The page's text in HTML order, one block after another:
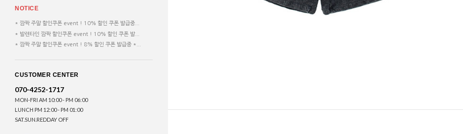
NOTICE
* 깜짝 주말 할인쿠폰 event ! 10% 할인 쿠폰 발급중...
* 발렌타인 깜짝 할인쿠폰 event ! 10% 할인 쿠폰 발...
* 깜짝 주말 할인쿠폰 event ! 8% 할인 쿠폰 발급중 *...
CUSTOMER CENTER
070-4252-1717
MON-FRI AM 10:00 - PM 06:00
LUNCH PM 12:00 - PM 01:00
SAT.SUN.REDDAY OFF